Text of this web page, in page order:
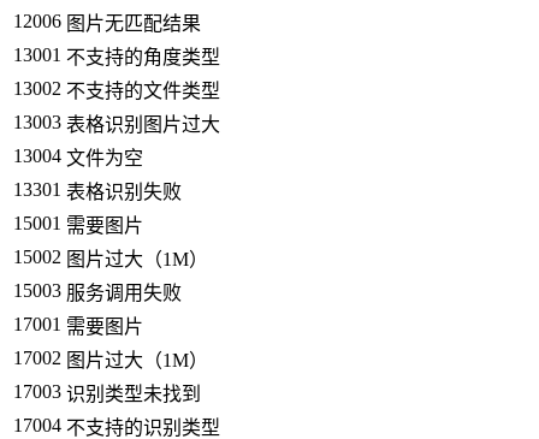
12006 图片无匹配结果
13001 不支持的角度类型
13002 不支持的文件类型
13003 表格识别图片过大
13004 文件为空
13301 表格识别失败
15001 需要图片
15002 图片过大（1M）
15003 服务调用失败
17001 需要图片
17002 图片过大（1M）
17003 识别类型未找到
17004 不支持的识别类型